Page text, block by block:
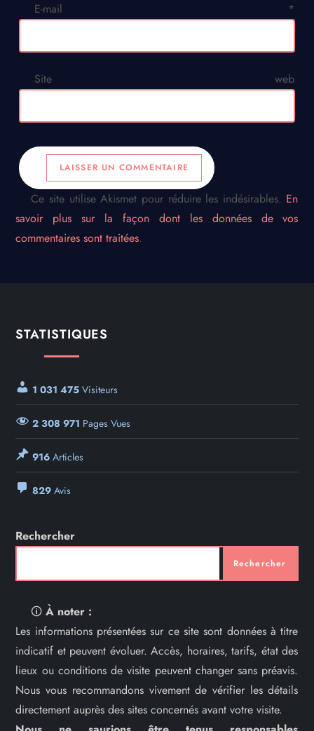
E-mail *
Site web
Ce site utilise Akismet pour réduire les indésirables. En
savoir plus sur la façon dont les données de vos
commentaires sont traitées.
STATISTIQUES
1 031 475 Visiteurs
2 308 971 Pages Vues
916 Articles
829 Avis
Rechercher
Rechercher
🛈À noter :
Les informations présentées sur ce site sont données à titre
indicatif et peuvent évoluer. Accès, horaires, tarifs, état des
lieux ou conditions de visite peuvent changer sans préavis.
Nous vous recommandons vivement de vérifier les détails
directement auprès des sites concernés avant votre visite.